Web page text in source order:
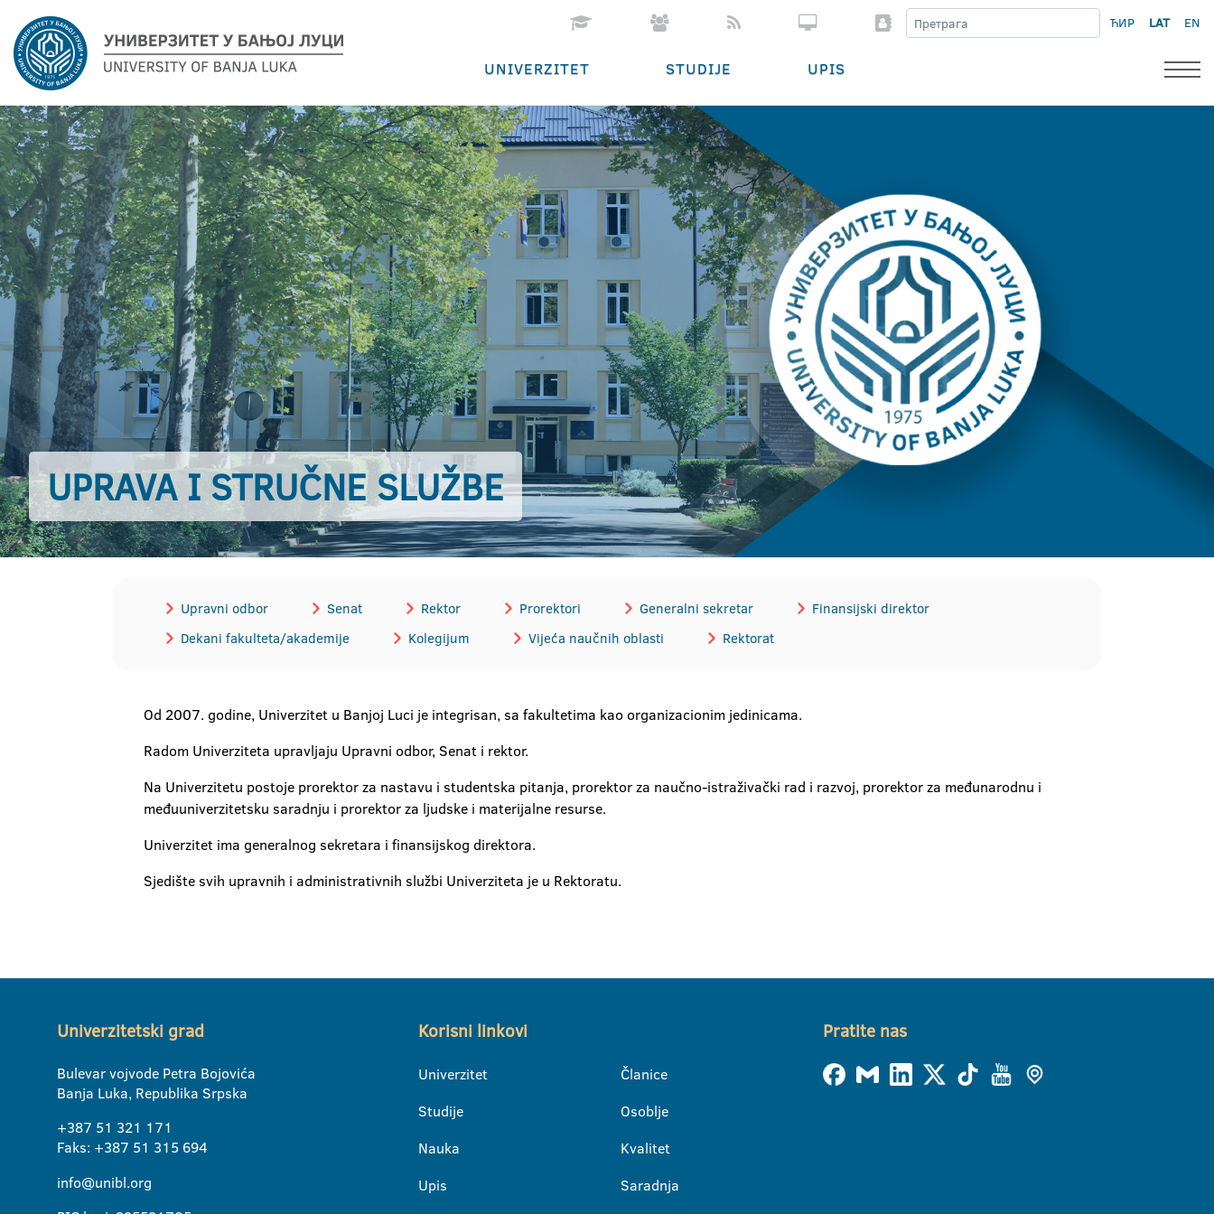
ЋИР LAT EN
UNIVERZITET STUDIJE UPIS
UPRAVA I STRUČNE SLUŽBE
Upravni odbor Senat Rektor Prorektori Generalni sekretar
Finansijski direktor
Dekani fakulteta/akademije
Kolegijum Vijeća naučnih oblasti Rektorat
Od 2007. godine, Univerzitet u Banjoj Luci je integrisan, sa fakultetima kao organizacionim jedinicama.
Radom Univerziteta upravljaju Upravni odbor, Senat i rektor.
Na Univerzitetu postoje prorektor za nastavu i studentska pitanja, prorektor za naučno-istraživački rad i razvoj, prorektor za međunarodnu i
međuuniverzitetsku saradnju i prorektor za ljudske i materijalne resurse.
Univerzitet ima generalnog sekretara i finansijskog direktora.
Sjedište svih upravnih i administrativnih službi Univerziteta je u Rektoratu.
Univerzitetski grad
Bulevar vojvode Petra Bojovića
Banja Luka, Republika Srpska
+387 51 321 171
Faks: +387 51 315 694
info@unibl.org
Korisni linkovi
Univerzitet
Studije
Nauka
Upis
Članice
Osoblje
Kvalitet
Saradnja
Pratite nas